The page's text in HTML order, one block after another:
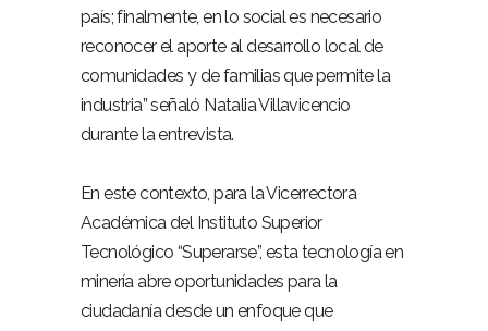
país; finalmente, en lo social es necesario
reconocer el aporte al desarrollo local de
comunidades y de familias que permite la
industria” señaló Natalia Villavicencio
durante la entrevista.
En este contexto, para la Vicerrectora
Académica del Instituto Superior
Tecnológico “Superarse”, esta tecnología en
minería abre oportunidades para la
ciudadanía desde un enfoque que